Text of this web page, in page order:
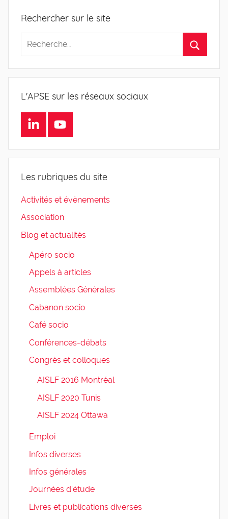
Rechercher sur le site
L'APSE sur les réseaux sociaux
LinkedInYoutube
Les rubriques du site
Activités et évènements
Association
Blog et actualités
Apéro socio
Appels à articles
Assemblées Générales
Cabanon socio
Café socio
Conférences-débats
Congrès et colloques
AISLF 2016 Montréal
AISLF 2020 Tunis
AISLF 2024 Ottawa
Emploi
Infos diverses
Infos générales
Journées d'étude
Livres et publications diverses